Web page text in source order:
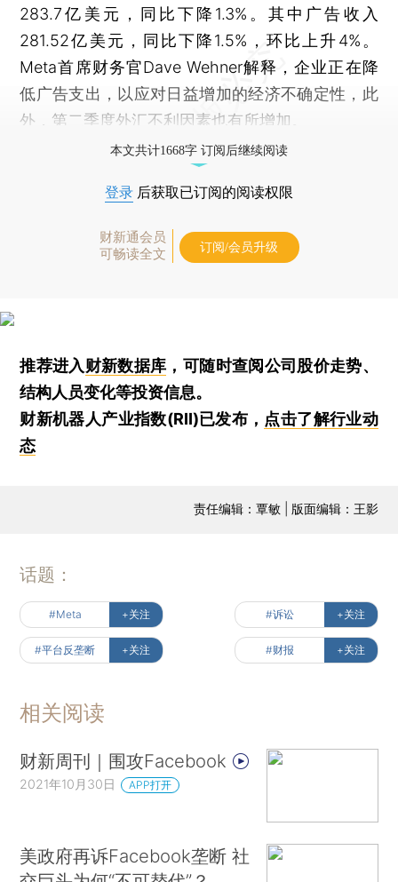
283.7亿美元，同比下降1.3%。其中广告收入
281.52亿美元，同比下降1.5%，环比上升4%。
Meta首席财务官Dave Wehner解释，企业正在降
低广告支出，以应对日益增加的经济不确定性，此
外，第二季度外汇不利因素也有所增加。
本文共计1668字 订阅后继续阅读
登录 后获取已订阅的阅读权限
财新通会员
可畅读全文
订阅/会员升级
推荐进入财新数据库 ，可随时查阅公司股价走势、
结构人员变化等投资信息。
财新机器人产业指数(RII)已发布， 点击了解行业动
态
责任编辑：覃敏 | 版面编辑：王影
话题：
#Meta +关注 #诉讼 +关注
#平台反垄断 +关注 #财报 +关注
相关阅读
财新周刊｜围攻Facebook
2021年10月30日 APP打开
美政府再诉Facebook垄断 社